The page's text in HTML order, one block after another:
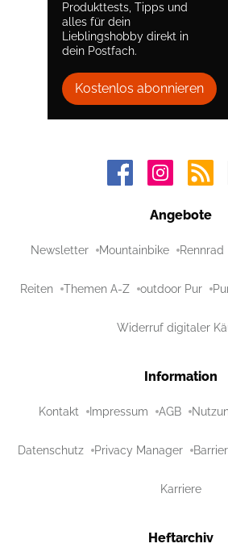
Produkttests, Tipps und
alles für dein
Lieblingshobby direkt in
dein Postfach.
Kostenlos abonnieren
Angebote
Newsletter Mountainbike Rennrad
Reiten Themen A-Z outdoor Pur
Widerruf digitaler
Information
Kontakt Impressum AGB
Datenschutz Privacy Manager
Karriere
Heftarchiv